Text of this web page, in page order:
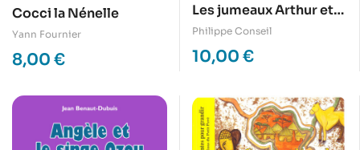
Cocci la Nénelle
Yann Fournier
8,00 €
Les jumeaux Arthur et
Yoann, le fantôme de
Brissac
Philippe Conseil
10,00 €